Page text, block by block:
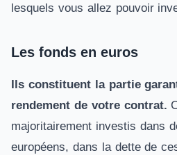
lesquels vous allez pouvoir
Les fonds en euros
Ils constituent la partie
rendement de votre contrat.
majoritairement investis dans
européens, dans la dette de